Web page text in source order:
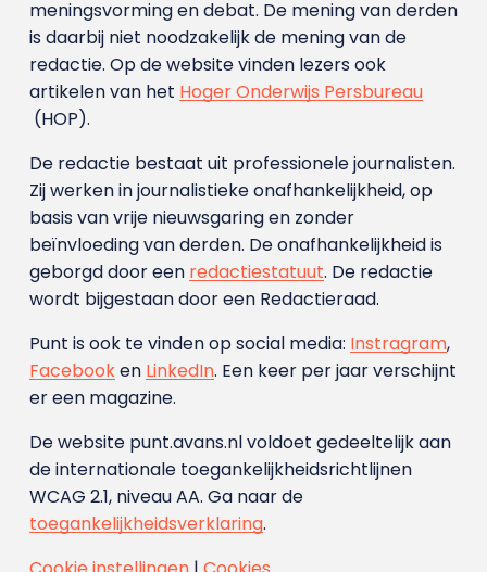
meningsvorming en debat. De mening van derden
is daarbij niet noodzakelijk de mening van de
redactie. Op de website vinden lezers ook
artikelen van het Hoger Onderwijs Persbureau
(HOP).
De redactie bestaat uit professionele journalisten.
Zij werken in journalistieke onafhankelijkheid, op
basis van vrije nieuwsgaring en zonder
beïnvloeding van derden. De onafhankelijkheid is
geborgd door een redactiestatuut. De redactie
wordt bijgestaan door een Redactieraad.
Punt is ook te vinden op social media: Instragram,
Facebooken LinkedIn. Een keer per jaar verschijnt
er een magazine.
De website punt.avans.nl voldoet gedeeltelijk aan
de internationale toegankelijkheidsrichtlijnen
WCAG 2.1, niveau AA. Ga naar de
toegankelijkheidsverklaring.